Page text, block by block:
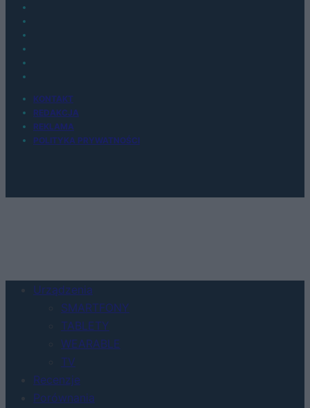
KONTAKT
REDAKCJA
REKLAMA
POLITYKA PRYWATNOŚCI
Urządzenia
SMARTFONY
TABLETY
WEARABLE
TV
Recenzje
Porównania